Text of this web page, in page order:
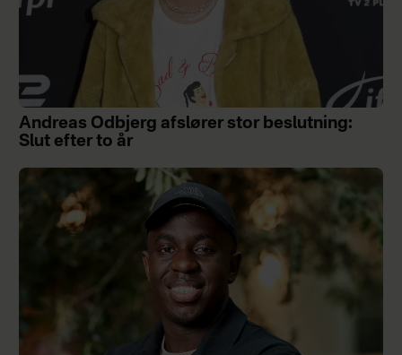
Andreas Odbjerg afslører stor beslutning:
Slut efter to år